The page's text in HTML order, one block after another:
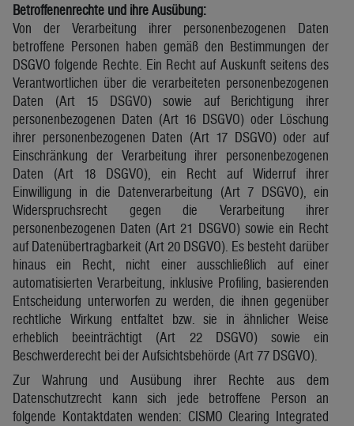
Betroffenenrechte und ihre Ausübung:
Von der Verarbeitung ihrer personenbezogenen Daten
betroffene Personen haben gemäß den Bestimmungen der
DSGVO folgende Rechte. Ein Recht auf Auskunft seitens des
Verantwortlichen über die verarbeiteten personenbezogenen
Daten (Art 15 DSGVO) sowie auf Berichtigung ihrer
personenbezogenen Daten (Art 16 DSGVO) oder Löschung
ihrer personenbezogenen Daten (Art 17 DSGVO) oder auf
Einschränkung der Verarbeitung ihrer personenbezogenen
Daten (Art 18 DSGVO), ein Recht auf Widerruf ihrer
Einwilligung in die Datenverarbeitung (Art 7 DSGVO), ein
Widerspruchsrecht gegen die Verarbeitung ihrer
personenbezogenen Daten (Art 21 DSGVO) sowie ein Recht
auf Datenübertragbarkeit (Art 20 DSGVO). Es besteht darüber
hinaus ein Recht, nicht einer ausschließlich auf einer
automatisierten Verarbeitung, inklusive Profiling, basierenden
Entscheidung unterworfen zu werden, die ihnen gegenüber
rechtliche Wirkung entfaltet bzw. sie in ähnlicher Weise
erheblich beeinträchtigt (Art 22 DSGVO) sowie ein
Beschwerderecht bei der Aufsichtsbehörde (Art 77 DSGVO).
Zur Wahrung und Ausübung ihrer Rechte aus dem
Datenschutzrecht kann sich jede betroffene Person an
folgende Kontaktdaten wenden: CISMO Clearing Integrated